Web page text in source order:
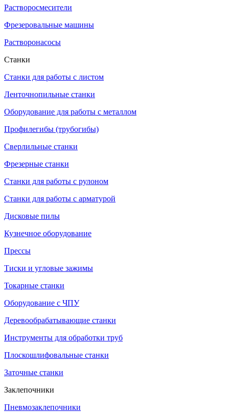
Растворосмесители
Фрезеровальные машины
Растворонасосы
Станки
Станки для работы с листом
Ленточнопильные станки
Оборудование для работы с металлом
Профилегибы (трубогибы)
Сверлильные станки
Фрезерные станки
Станки для работы с рулоном
Станки для работы с арматурой
Дисковые пилы
Кузнечное оборудование
Прессы
Тиски и угловые зажимы
Токарные станки
Оборудование с ЧПУ
Деревообрабатывающие станки
Инструменты для обработки труб
Плоскошлифовальные станки
Заточные станки
Заклепочники
Пневмозаклепочники